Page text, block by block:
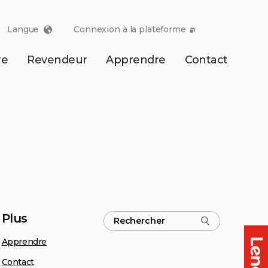
Langue Connexion à la plateforme
Revendeur Apprendre Contact
Plus
Apprendre
Contact